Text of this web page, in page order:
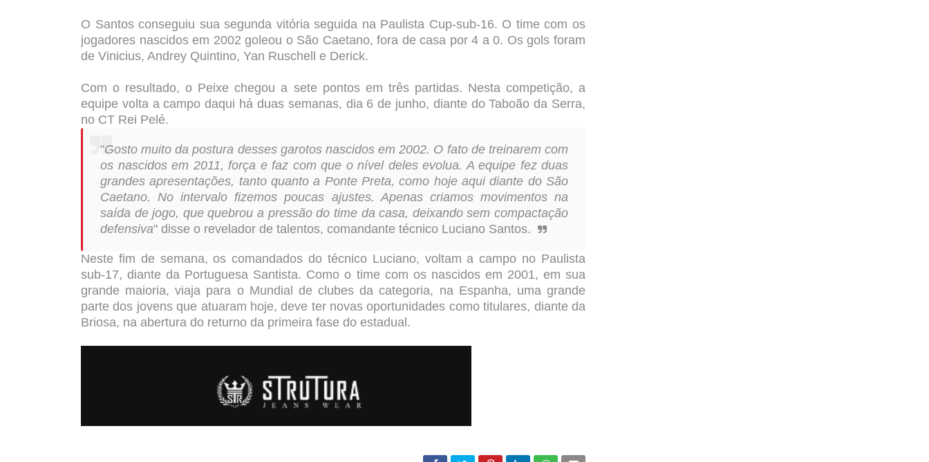
O Santos conseguiu sua segunda vitória seguida na Paulista Cup-sub-16. O time com os
jogadores nascidos em 2002 goleou o São Caetano, fora de casa por 4 a 0. Os gols foram
de Vinicius, Andrey Quintino, Yan Ruschell e Derick.
Com o resultado, o Peixe chegou a sete pontos em três partidas. Nesta competição, a
equipe volta a campo daqui há duas semanas, dia 6 de junho, diante do Taboão da Serra,
no CT Rei Pelé.
"Gosto muito da postura desses garotos nascidos em 2002. O fato de treinarem com
os nascidos em 2011, força e faz com que o nível deles evolua. A equipe fez duas
grandes apresentações, tanto quanto a Ponte Preta, como hoje aqui diante do São
Caetano. No intervalo fizemos poucas ajustes. Apenas criamos movimentos na
saída de jogo, que quebrou a pressão do time da casa, deixando sem compactação
defensiva" disse o revelador de talentos, comandante técnico Luciano Santos.
Neste fim de semana, os comandados do técnico Luciano, voltam a campo no Paulista
sub-17, diante da Portuguesa Santista. Como o time com os nascidos em 2001, em sua
grande maioria, viaja para o Mundial de clubes da categoria, na Espanha, uma grande
parte dos jovens que atuaram hoje, deve ter novas oportunidades como titulares, diante da
Briosa, na abertura do returno da primeira fase do estadual.